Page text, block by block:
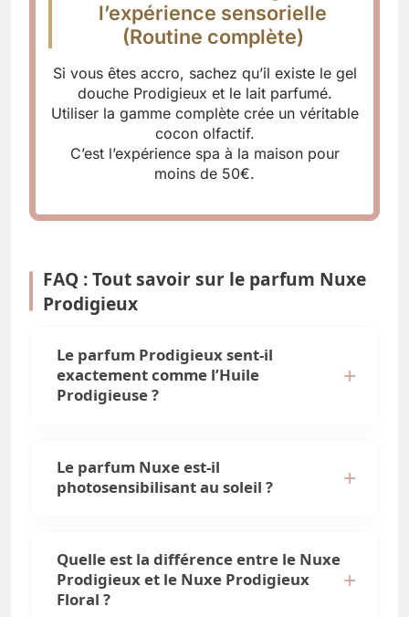
l’expérience sensorielle
(Routine complète)
Si vous êtes accro, sachez qu’il existe le gel
douche Prodigieux et le lait parfumé.
Utiliser la gamme complète crée un véritable
cocon olfactif.
C’est l’expérience spa à la maison pour
moins de 50€.
FAQ : Tout savoir sur le parfum Nuxe
Prodigieux
Le parfum Prodigieux sent-il
exactement comme l’Huile
Prodigieuse ?
Le parfum Nuxe est-il
photosensibilisant au soleil ?
Quelle est la différence entre le Nuxe
Prodigieux et le Nuxe Prodigieux
Floral ?